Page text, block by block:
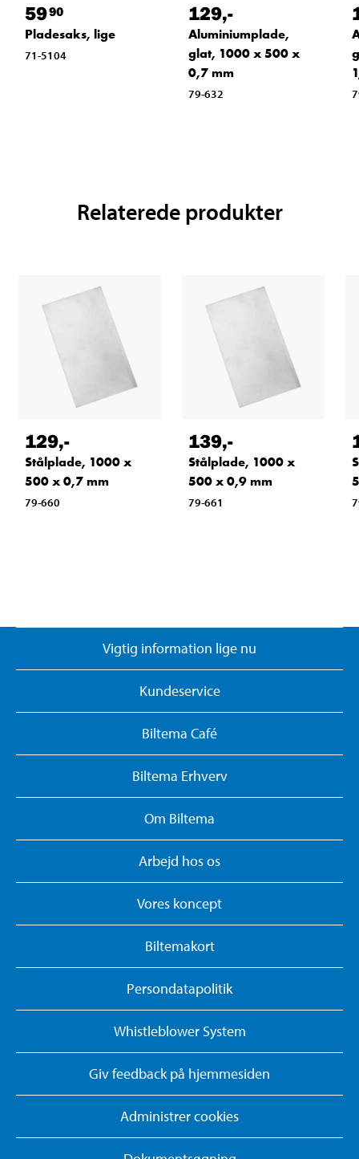
5990
Pladesaks, lige
71-5104
129,-
Aluminiumplade,
glat, 1000 x 500 x
0,7 mm
79-632
Relaterede produkter
129,-
Stålplade, 1000 x
500 x 0,7 mm
79-660
139,-
Stålplade, 1000 x
500 x 0,9 mm
79-661
Vigtig information lige nu
Kundeservice
Biltema Café
Biltema Erhverv
Om Biltema
Arbejd hos os
Vores koncept
Biltemakort
Persondatapolitik
Whistleblower System
Giv feedback på hjemmesiden
Administrer cookies